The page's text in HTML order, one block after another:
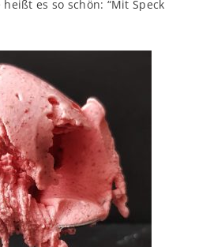
es so schön: “Mit Speck